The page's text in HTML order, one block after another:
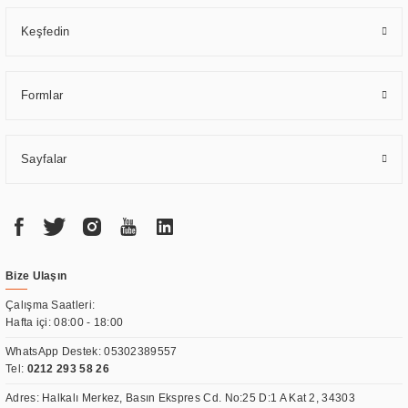
Keşfedin
Formlar
Sayfalar
Bize Ulaşın
Çalışma Saatleri:
Hafta içi: 08:00 - 18:00
WhatsApp Destek:05302389557
Tel: 0212 293 58 26
Adres: Halkalı Merkez, Basın Ekspres Cd. No:25 D:1 A Kat 2, 34303